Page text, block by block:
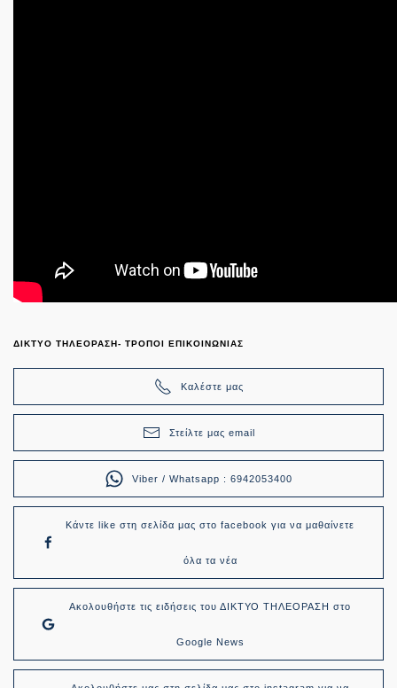
ΔΙΚΤΥΟ ΤΗΛΕΟΡΑΣΗ- ΤΡΟΠΟΙ ΕΠΙΚΟΙΝΩΝΙΑΣ
Καλέστε μας
Στείλτε μας email
Viber / Whatsapp : 6942053400
Κάντε like στη σελίδα μας στο facebook για να μαθαίνετε
όλα τα νέα
Ακολουθήστε τις ειδήσεις του ΔΙΚΤΥΟ ΤΗΛΕΟΡΑΣΗ στο
Google News